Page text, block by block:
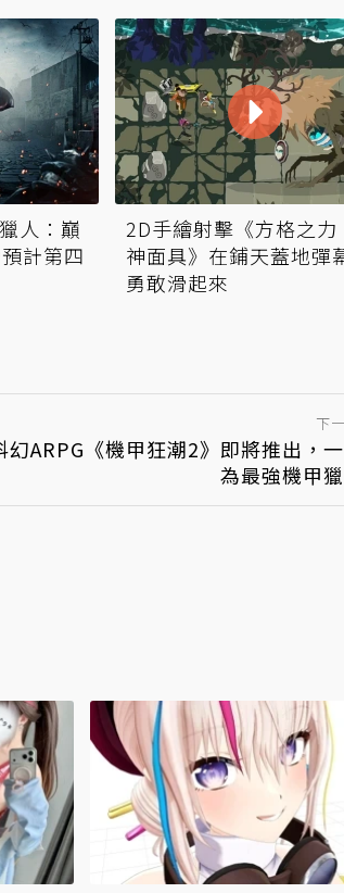
人：巔
計第四
2D手繪射擊《方格之力
神面具》在鋪天蓋地彈
勇敢滑起來
下
幻ARPG《機甲狂潮2》即將推出，
為最強機甲